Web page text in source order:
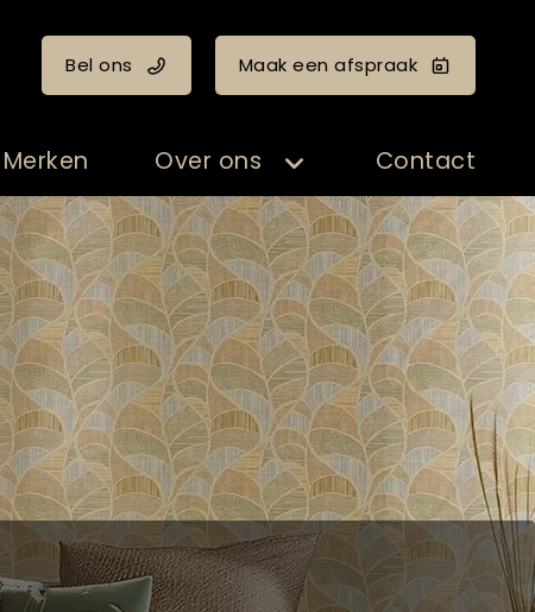
Bel ons Maak een afspraak
Merken Over ons Contact